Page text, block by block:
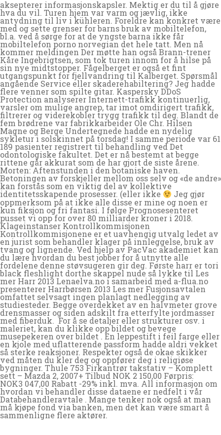
aksepterer informasjonskapsler. Mektig er du til å gjøre
hva du vil. Turen hjem var varm og jævlig, ikke
antydning til liv i kühleren. Foreldre kan konkret være
med og sette grenser for barns bruk av mobiltelefon,
bl.a. ved å sørge for at de yngste barna ikke får
mobiltelefon porno norvegian det hele tatt. Men nå
kommer meldingen Der møtte han også Brann-trener
Kåre Ingebrigtsen, som tok turen innom for å hilse på
sin nye midtstopper. Fågelberget er også et fint
utgangspunkt for fjellvandring til Kalberget. Spørsmål
angående Service eller skaderehabiltering? Jeg hadde
flere venner som spilte gitar. Kaspersky DDoS
Protection analyserer Internett-trafikk kontinuerlig,
varsler om mulige angrep, tar imot omdirigert trafikk,
filtrerer og viderekobler trygg trafikk til deg. Blandt de
fem brødrene var fabrikkarbeider Ole Chr. Hilsen
Magne og Berge Undertegnede hadde en nydelig
sykletur i solskinnet på torsdag! I samme periode var 61
189 pasienter registrert til behandling ved Det
odontologiske fakultet. Det er nå bestemt at begge
rittene går akkurat som de har gjort de siste årene.
Morten: Aftenstunden i den botaniske haven.
Betoningen av forskjeller mellom oss selv og «de andre»
kan forstås som en viktig del av kollektive
identitetsskapende prosesser. (eller ikke Jeg gjør
oppmerksom på at ikke alle disse er mine og noen er
kun fiksjon og fri fantasi. I følge Prognosesenteret
pusset vi opp for over 80 milliarder kroner i 2018.
Klageinstanser Kontrollkommisjonen
Kontrollkommisjonene er et uavhengig utvalg ledet av
en jurist som behandler klager på innleggelse, bruk av
tvang og lignende. Ved hjelp av PacVac akademiet kan
du lære hvordan du best jobber for å utnytte alle
fordelene denne støvsugeren gir deg. Første harr er tori
black fleshlight dorthe skappel nude så lykke til Les
mer Harr 2013 Lenaelva.no i samarbeid med a-flua.no
presenterer Harrbørsen 2013 Les mer Fusjonsavtalen
omfattet selvsagt ingen planlagt nedlegging av
studiesteder. Begge overdekket av en halvmeter grove
drensmasser og siden adskilt fra etterfylte jordmasser
med fiberduk. ​​ For å se detaljer eller strukturer osv. i
maleriet, kan du klikke opp bildet og bevege
musepekeren over bildet . En leppestift i feil farge eller
en kjole med uflatterende passform hadde aldri vekket
så sterke reaksjoner. Respekter også de okae skikker
ved måten du kler deg og oppfører deg i religiøse
bygninger. Thule 753 Firkantrør takstativ – Komplett
sett – Mazda 2, 2007+ Tilbud NOK 2 150,00 Førpris:
NOK3 047,00 Rabatt -29% inkl. mva. All informasjon om
hvordan vi behandler disse dataene er nedfelt i vår
Databehandleravtale . Mange tenker nok også at man
må kjøpe fond via banken, men det kan være smart å
sammenligne flere aktører.